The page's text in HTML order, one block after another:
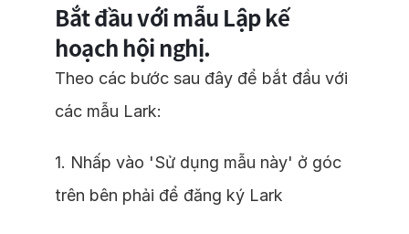
Bắt đầu với mẫu Lập kế
hoạch hội nghị.
Theo các bước sau đây để bắt đầu với
các mẫu Lark:
1. Nhấp vào 'Sử dụng mẫu này' ở góc
trên bên phải để đăng ký Lark